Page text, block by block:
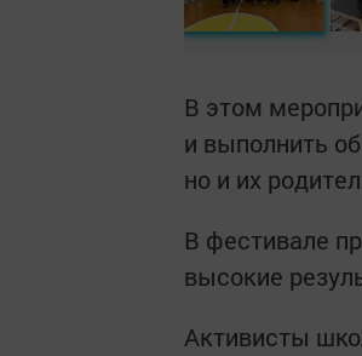
В этом
и выполнить
но и их
В фестивале
высокие
Активисты